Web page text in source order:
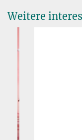
heady@...
Weitere